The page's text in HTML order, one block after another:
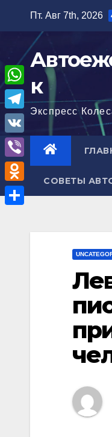
содержимому
Пт. Авг 7th, 2026
к
Экспресс
СОВЕТЫ
W
h
a
A
T
e
l
e
g
V
K
V
i
b
O